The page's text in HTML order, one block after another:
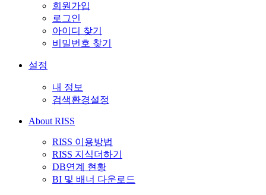
회원가입
로그인
아이디 찾기
비밀번호 찾기
설정
내 정보
검색환경설정
About RISS
RISS 이용방법
RISS 지식더하기
DB연계 현황
BI 및 배너 다운로드